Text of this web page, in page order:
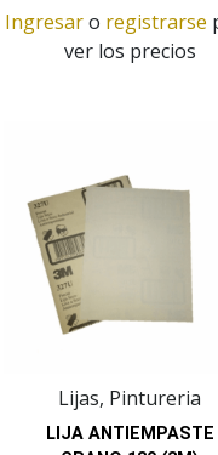
Ingresaro registrarse
ver los precios
Lijas, Pintureria
LIJA ANTIEMPASTE